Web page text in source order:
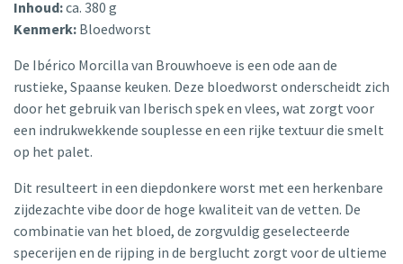
Inhoud:ca. 380 g
Kenmerk: Bloedworst
De Ibérico Morcilla van Brouwhoeve is een ode aan de
rustieke, Spaanse keuken. Deze bloedworst onderscheidt zich
door het gebruik van Iberisch spek en vlees, wat zorgt voor
een indrukwekkende souplesse en een rijke textuur die smelt
op het palet.
Dit resulteert in een diepdonkere worst met een herkenbare
zijdezachte vibe door de hoge kwaliteit van de vetten. De
combinatie van het bloed, de zorgvuldig geselecteerde
specerijen en de rijping in de berglucht zorgt voor de ultieme